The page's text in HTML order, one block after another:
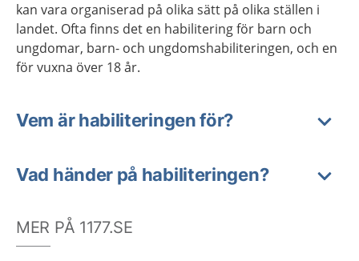
kan vara organiserad på olika sätt på olika ställen i
landet. Ofta finns det en habilitering för barn och
ungdomar, barn- och ungdomshabiliteringen, och en
för vuxna över 18 år.
Vem är habiliteringen för?
Vad händer på habiliteringen?
MER PÅ 1177.SE